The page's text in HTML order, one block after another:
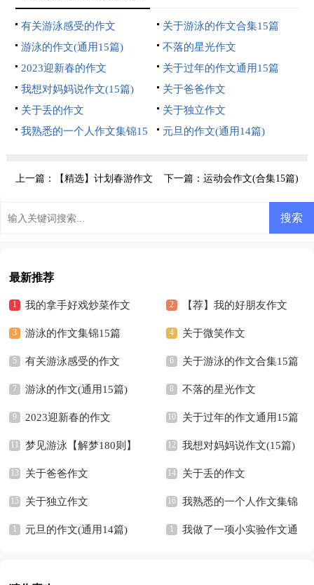
有关游泳感受的作文
关于游泳的作文合集15篇
游泳的作文(通用15篇)
不落的星光作文
2023迎新春的作文
关于过年的作文通用15篇
我想对妈妈说作文(15篇)
关于爸爸作文
关于丢的作文
关于独立作文
我熟悉的一个人作文集锦15
元旦的作文(通用14篇)
上一篇： 【精选】计划春游作文 下一篇：运动会作文(合集15篇)
最新推荐
我的拿手好戏炒菜作文 【荐】我的好朋友作文
游泳的作文集锦15篇 关于微笑作文
有关游泳感受的作文 关于游泳的作文合集15篇
游泳的作文(通用15篇) 不落的星光作文
2023迎新春的作文 关于过年的作文通用15篇
梦见游泳【解梦180则】 我想对妈妈说作文(15篇)
关于爸爸作文 关于丢的作文
关于独立作文 我熟悉的一个人作文集锦
15篇
元旦的作文(通用14篇) 我做了一项小实验作文通